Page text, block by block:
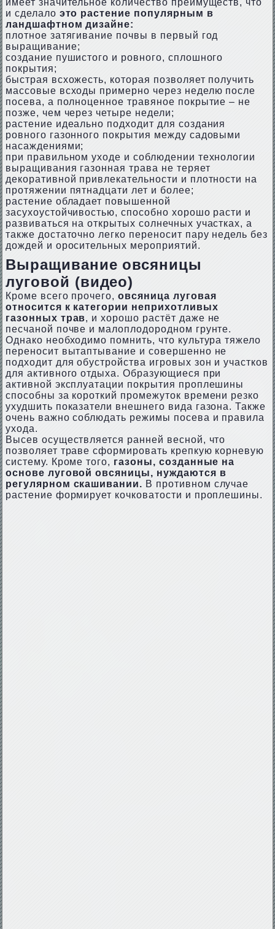
имеет значительное количество преимуществ, что
и сделало это растение популярным в
ландшафтном дизайне:
плотное затягивание почвы в первый год
выращивание;
создание пушистого и ровного, сплошного
покрытия;
быстрая всхожесть, которая позволяет получить
массовые всходы примерно через неделю после
посева, а полноценное травяное покрытие – не
позже, чем через четыре недели;
растение идеально подходит для создания
ровного газонного покрытия между садовыми
насаждениями;
при правильном уходе и соблюдении технологии
выращивания газонная трава не теряет
декоративной привлекательности и плотности на
протяжении пятнадцати лет и более;
растение обладает повышенной
засухоустойчивостью, способно хорошо расти и
развиваться на открытых солнечных участках, а
также достаточно легко переносит пару недель без
дождей и оросительных мероприятий.
Выращивание овсяницы
луговой (видео)
Кроме всего прочего,овсяница луговая
относится к категории неприхотливых
газонных трав, и хорошо растёт даже не
песчаной почве и малоплодородном грунте.
Однако необходимо помнить, что культура тяжело
переносит вытаптывание и совершенно не
подходит для обустройства игровых зон и участков
для активного отдыха. Образующиеся при
активной эксплуатации покрытия проплешины
способны за короткий промежуток времени резко
ухудшить показатели внешнего вида газона. Также
очень важно соблюдать режимы посева и правила
ухода.
Высев осуществляется ранней весной, что
позволяет траве сформировать крепкую корневую
систему. Кроме того, газоны, созданные на
основе луговой овсяницы, нуждаются в
регулярном скашивании. В противном случае
растение формирует кочковатости и проплешины.